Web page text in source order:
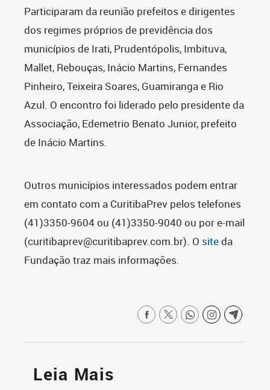
Participaram da reunião prefeitos e dirigentes
dos regimes próprios de previdência dos
municípios de Irati, Prudentópolis, Imbituva,
Mallet, Rebouças, Inácio Martins, Fernandes
Pinheiro, Teixeira Soares, Guamiranga e Rio
Azul. O encontro foi liderado pelo presidente da
Associação, Edemetrio Benato Junior, prefeito
de Inácio Martins.
Outros municípios interessados podem entrar
em contato com a CuritibaPrev pelos telefones
(41)3350-9604 ou (41)3350-9040 ou por e-mail
(curitibaprev@curitibaprev.com.br). O siteda
Fundação traz mais informações.
Leia Mais